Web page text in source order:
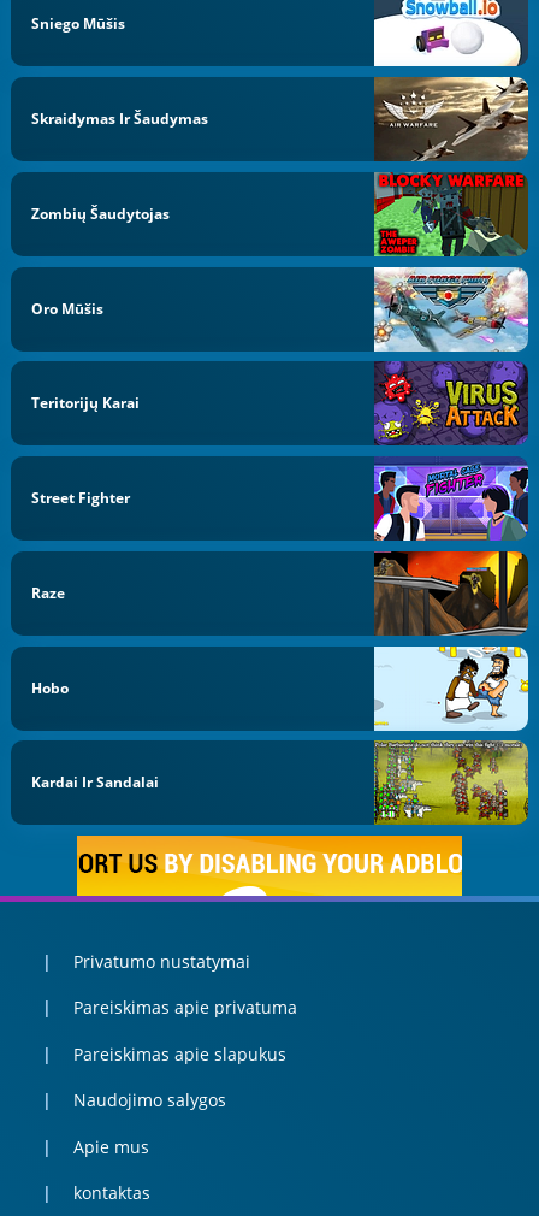
Sniego Mūšis
Skraidymas Ir Šaudymas
Zombių Šaudytojas
Oro Mūšis
Teritorijų Karai
Street Fighter
Raze
Hobo
Kardai Ir Sandalai
Privatumo nustatymai
Pareiskimas apie privatuma
Pareiskimas apie slapukus
Naudojimo salygos
Apie mus
kontaktas